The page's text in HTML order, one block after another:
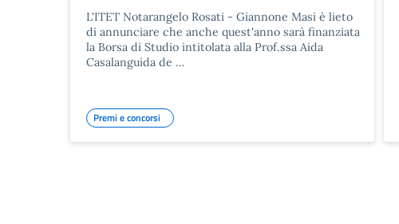
L'ITET Notarangelo Rosati - Giannone Masi è lieto
di annunciare che anche quest'anno sarà finanziata
la Borsa di Studio intitolata alla Prof.ssa Aida
Casalanguida de …
Premi e concorsi